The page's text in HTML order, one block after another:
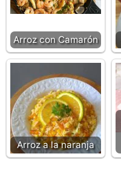
Arroz con Camarón
Arroz a la naranja